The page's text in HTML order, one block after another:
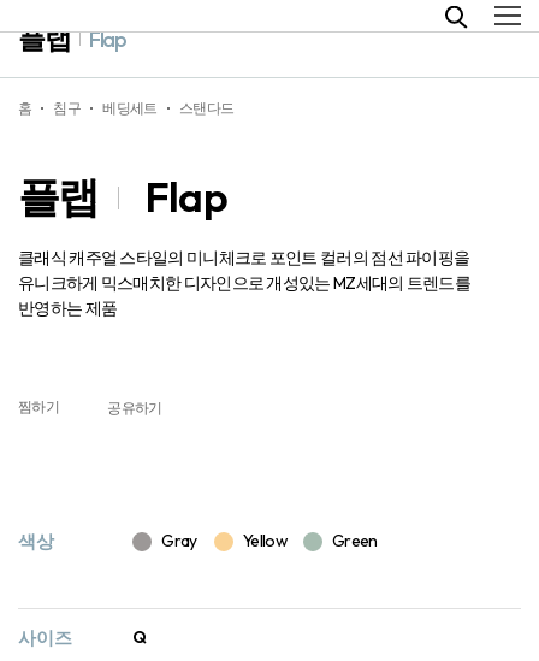
홈 침구 베딩세트 스탠다드
플랩 Flap
클래식 캐주얼 스타일의 미니체크로 포인트 컬러의 점선 파이핑을
유니크하게 믹스매치한 디자인으로 개성있는 MZ세대의 트렌드를
반영하는 제품
찜하기 공유하기
플랩 Flap
색상 Gray Yellow Green
사이즈
Q